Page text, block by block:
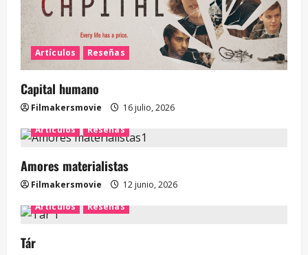
Artículos Reseñas
Capital humano
Filmakersmovie
16 julio, 2026
Artículos
Reseñas
Amores materialistas
Filmakersmovie
12 junio, 2026
Artículos
Reseñas
Tár